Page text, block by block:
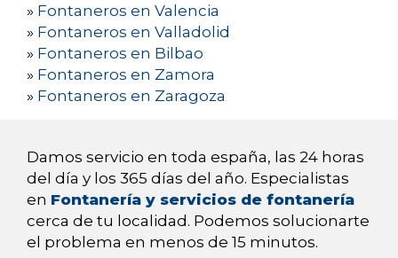
» Fontaneros en Valencia
» Fontaneros en Valladolid
» Fontaneros en Bilbao
» Fontaneros en Zamora
» Fontaneros en Zaragoza
Damos servicio en toda españa, las 24 horas
del día y los 365 días del año. Especialistas
en Fontanería y servicios de fontanería
cerca de tu localidad. Podemos solucionarte
el problema en menos de 15 minutos.